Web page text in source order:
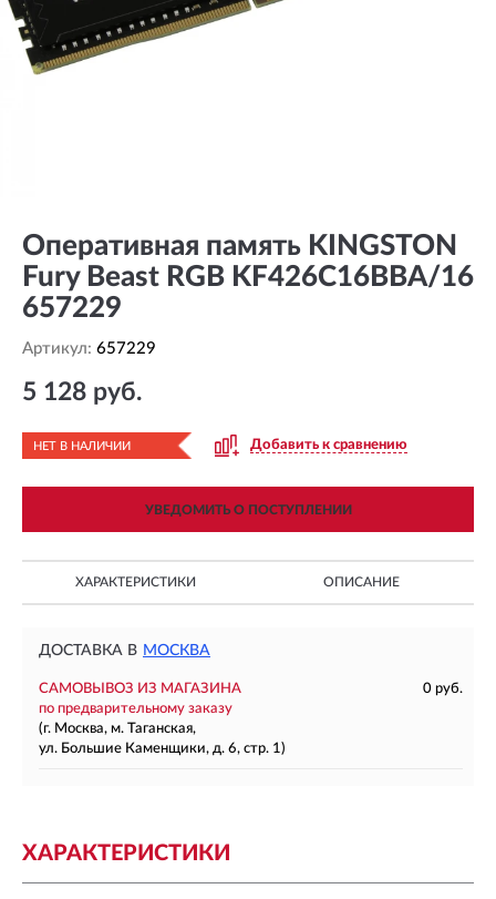
Оперативная память KINGSTON
Fury Beast RGB KF426C16BBA/16
657229
Артикул: 657229
5 128 руб.
НЕТ В НАЛИЧИИ Добавить к сравнению
УВЕДОМИТЬ О ПОСТУПЛЕНИИ
ХАРАКТЕРИСТИКИ ОПИСАНИЕ
ДОСТАВКА В МОСКВА
САМОВЫВОЗ ИЗ МАГАЗИНА
0 руб.
по предварительному заказу
(г. Москва, м. Таганская,
ул. Большие Каменщики, д. 6, стр. 1)
ХАРАКТЕРИСТИКИ